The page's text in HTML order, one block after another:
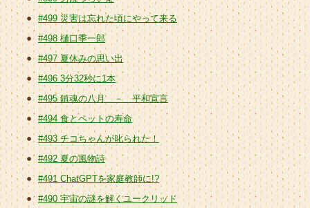
#499 災害は忘れた頃にやって来る
#498 樋口季一郎
#497 夏休みの思い出
#496 3分32秒に1本
#495 鎮魂の八月 － 平和宣言
#494 食とペットの寿命
#493 チコちゃんが叱られた！
#492 夏の風物詩
#491 ChatGPTを家庭教師に!?
#490 宇宙の謎を解くユークリッド